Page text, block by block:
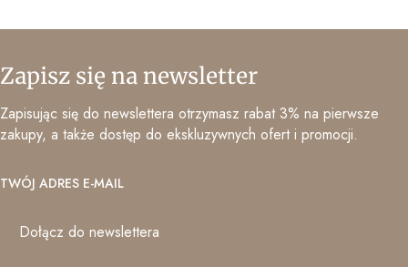
Zapisz się na newsletter
Zapisując się do newslettera otrzymasz rabat 3% na pierwsze
zakupy, a także dostęp do ekskluzywnych ofert i promocji.
TWÓJ ADRES E-MAIL
Dołącz do newslettera